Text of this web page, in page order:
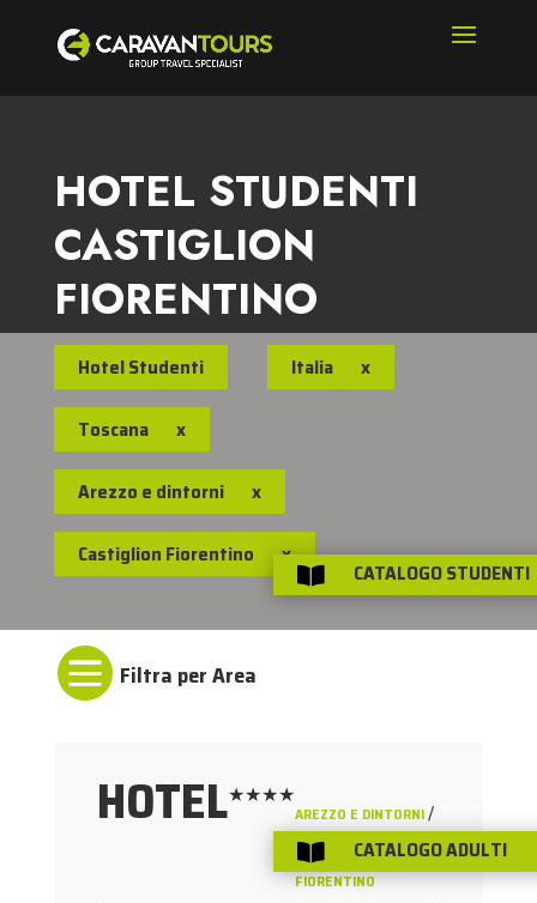
HOTEL STUDENTI
CASTIGLION
FIORENTINO
Hotel Studenti Italia x
Toscana x
Arezzo e dintorni x
Castiglion Fiorentino x

HOTEL★★★★
AREZZO E DINTORNI/
CASTIGLION
FIORENTINO
 CATALOGO STUDENTI
 CATALOGO ADULTI